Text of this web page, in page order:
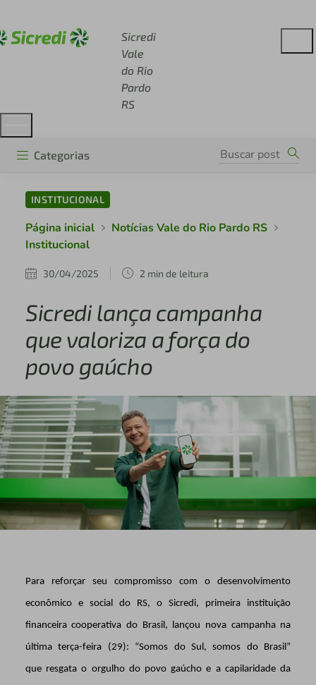
Sicredi
Vale
do Rio
Pardo
RS
Categorias
INSTITUCIONAL
Página inicial
Notícias Vale do Rio Pardo RS
Institucional
30/04/2025 2 min de leitura
Sicredi lança campanha
que valoriza a força do
povo gaúcho
Para reforçar seu compromisso com o desenvolvimento
econômico e social do RS, o Sicredi, primeira instituição
financeira cooperativa do Brasil, lançou nova campanha na
última terça-feira (29): “Somos do Sul, somos do Brasil”
que resgata o orgulho do povo gaúcho e a capilaridade da